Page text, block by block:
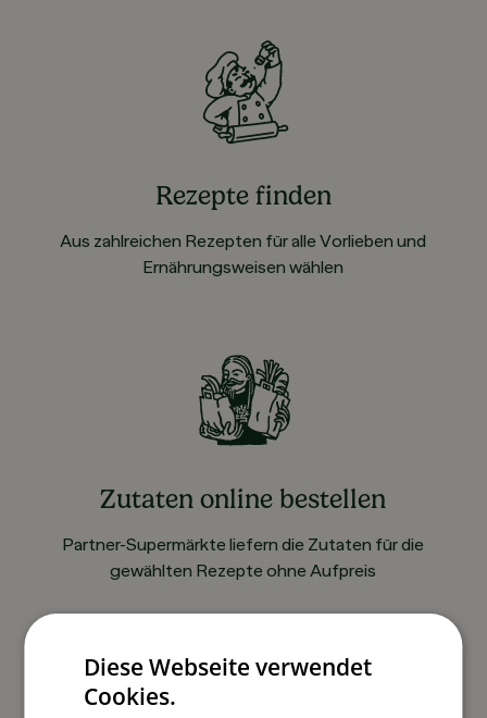
Rezepte finden
Aus zahlreichen Rezepten für alle Vorlieben und
Ernährungsweisen wählen
Zutaten online bestellen
Partner-Supermärkte liefern die Zutaten für die
gewählten Rezepte ohne Aufpreis
Diese Webseite verwendet
Cookies.